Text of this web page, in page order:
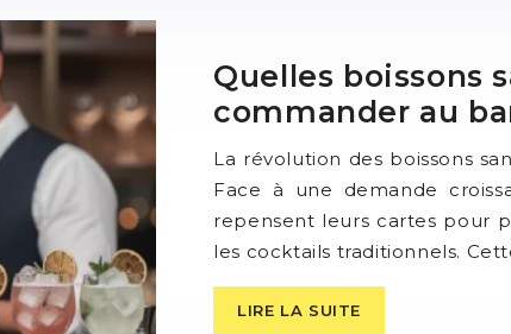
Quelles boissons
commander au
La révolution des boissons
Face à une demande
repensent leurs cartes pour
les cocktails traditionnels.
LIRE LA SUITE